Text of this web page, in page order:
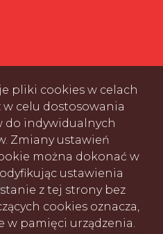
Facebook
Facebook
pliki cookies w celach
w celu dostosowania
do indywidualnych
Zmiany ustawień
można dokonać w
ustawienia
z tej strony bez
cookies oznacza,
w pamięci urządzenia.